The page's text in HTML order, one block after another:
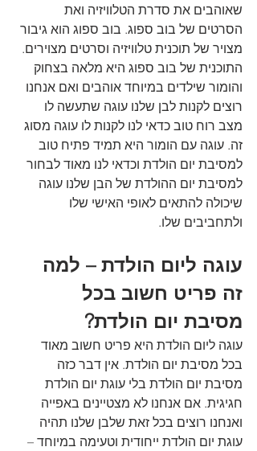
שאוהבים את סדרת הטלוויזיה ואת
הסרטים של בוב ספוג. בוב ספוג הוא גיבור
מצויר של תוכנית טלוויזיה וסרטים מצוירים.
התוכנית של בוב ספוג היא מלאה בצחוק
והומור שילדים במיוחד אוהבים ואם אנחנו
רוצים לקנות לבן שלנו עוגה שתעשה לו
מצב רוח טוב כדאי לנו לקנות לו עוגה מסוג
זה. עוגה עם הומור היא תמיד פתיח טוב
למסיבת יום הולדת וכדאי לנו מאוד לבחור
למסיבת יום ההולדת של הבן שלנו עוגה
שיכולה להתאים לאופי האישי שלו
ולתחביבים שלו.
עוגה ליום הולדת – למה
זה פריט חשוב בכל
מסיבת יום הולדת?
עוגה ליום הולדת היא פריט חשוב מאוד
בכל מסיבת יום הולדת. אין דבר כזה
מסיבת יום הולדת בלי עוגת יום הולדת
חגיגית. אם אנחנו לא מצטיינים באפייה
ואנחנו רוצים בכל זאת שלבן שלנו תהיה
עוגת יום הולדת ייחודית וטעימה במיוחד –